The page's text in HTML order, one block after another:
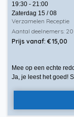
19:30 - 21:00
Zaterdag 15 / 08
Verzamelen Receptie
Aantal deelnemers: 20
Prijs vanaf: € 15,00
Mee op een echte
Ja, je leest het goed!